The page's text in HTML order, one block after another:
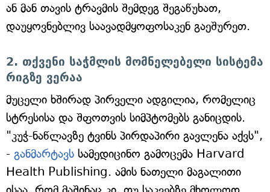
ან მან თავის ტრავმის შემდეგ შეგაწუხათ,
დაუყოვნებლივ საავადმყოფოსაკენ გაეშურეთ.
2. თქვენი საჭმლის მომნელებელი სისტემა
რიგზე ვერაა
მუცელი ხშირად პირველი ადგილია, რომელიც
სტრესისა და შფოთვის სიმპტომებს განიცდის.
"კუჭ-ნაწლავზე ტვინს პირდაპირი გავლენა აქვს",
- განმარტავს სამედიცინო გამოცემა Harvard
Health Publishing. ამის ნათელი მაგალითი